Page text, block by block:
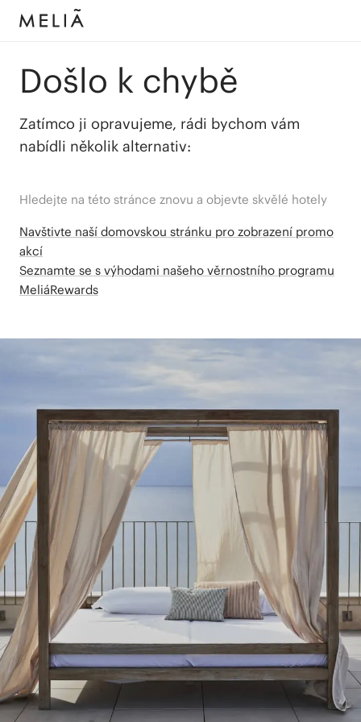
Došlo k chybě
Zatímco ji opravujeme, rádi bychom vám
nabídli několik alternativ:
Hledejte na této stránce znovu a objevte skvělé hotely
Navštivte naší domovskou stránku pro zobrazení promo
akcí
Seznamte se s výhodami našeho věrnostního programu
MeliáRewards